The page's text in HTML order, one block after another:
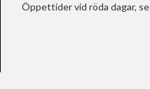
Öppettider vid röda dagar, se